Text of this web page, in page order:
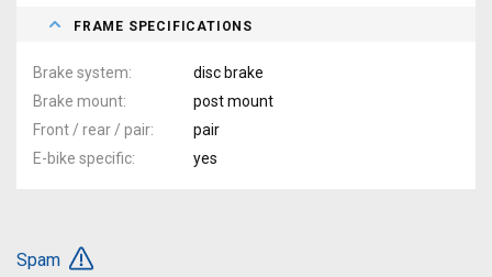
FRAME SPECIFICATIONS
Brake system
disc brake
Brake mount
post mount
Front / rear / pair
pair
E-bike specific
yes
Spam